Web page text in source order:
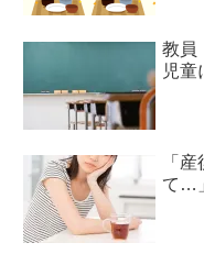
教員
児童
「
て…